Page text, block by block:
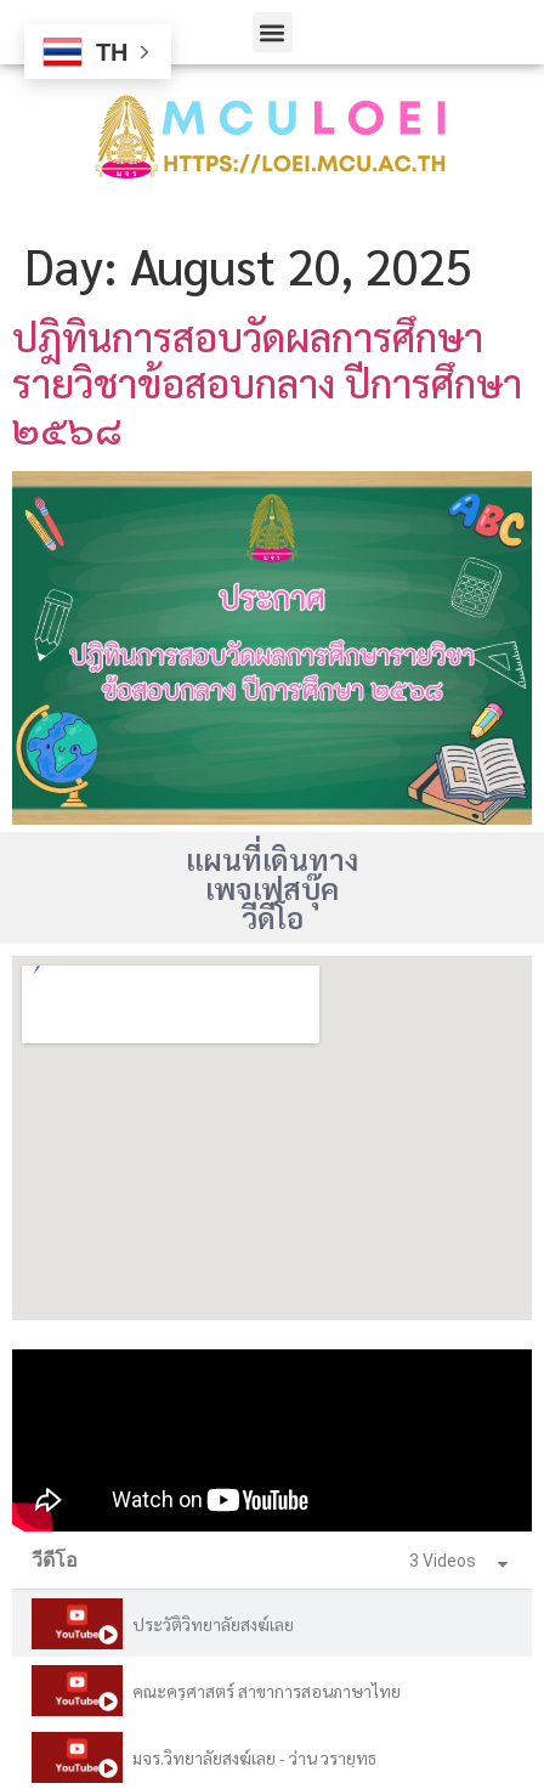
Day: August 20, 2025
ปฎิทินการสอบวัดผลการศึกษา
รายวิชาข้อสอบกลาง ปีการศึกษา
๒๕๖๘
แผนที่เดินทาง
เพจเฟสบุ๊ค
วีดีโอ
วีดีโอ 3 Videos
ประวัติวิทยาลัยสงฆ์เลย
คณะครุศาสตร์ สาขาการสอนภาษาไทย
มจร.วิทยาลัยสงฆ์เลย - ว่าน วรายุทธ
TH